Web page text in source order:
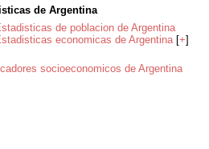
de Argentina
de poblacion de Argentina
economicas de Argentina [+]
socioeconomicos de Argentina